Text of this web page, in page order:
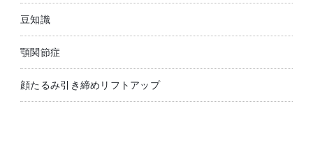
豆知識
顎関節症
顔たるみ引き締めリフトアップ